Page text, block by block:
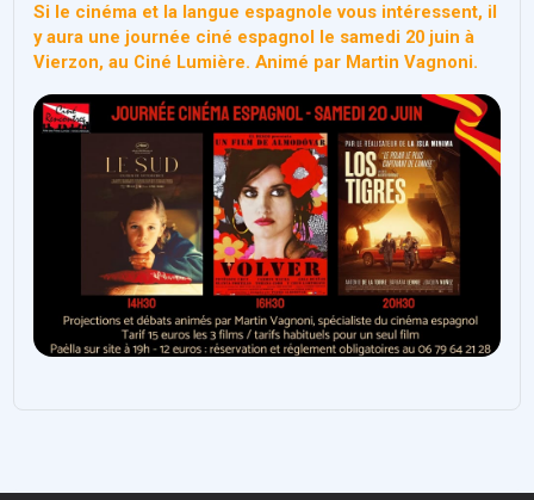
Si le cinéma et la langue espagnole vous intéressent, il
y aura une journée ciné espagnol le samedi 20 juin à
Vierzon, au Ciné Lumière. Animé par Martin Vagnoni.